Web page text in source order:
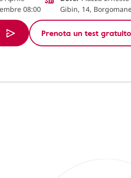
08:00
Gibin, 14,
Prenota un test gratuito